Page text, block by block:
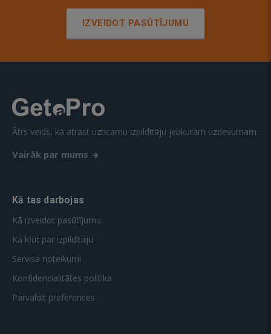
IZVEIDOT PASŪTĪJUMU
Ātrs veids, kā atrast uzticamu izpildītāju jebkuram uzdevumam.
Vairāk par mums
Kā tas darbojas
Kā izveidot pasūtījumu
Kā kļūt par izpildītāju
Servisa noteikumi
Konfidencialitātes politika
Pārvaldīt preferences